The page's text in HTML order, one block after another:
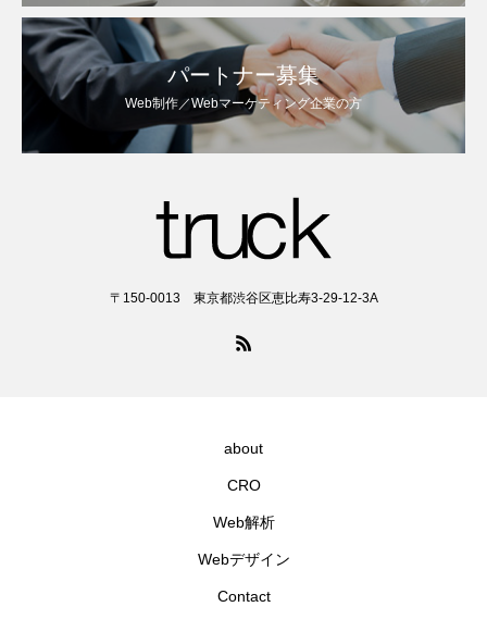
パートナー募集
Web制作／Webマーケティング企業の⽅
〒150-0013 東京都渋谷区恵比寿3-29-12-3A
about
CRO
Web解析
Webデザイン
Contact